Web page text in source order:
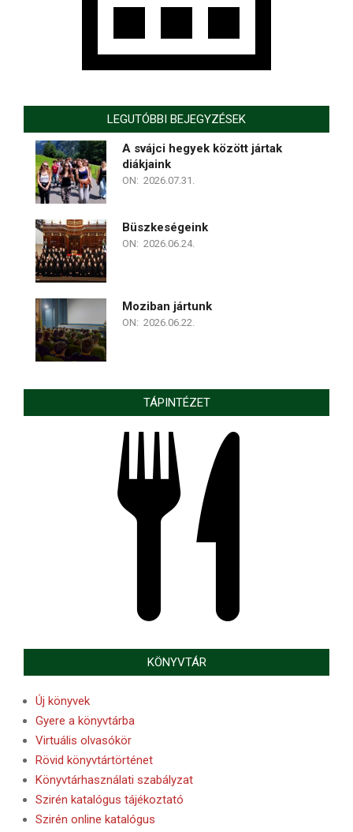
LEGUTÓBBI BEJEGYZÉSEK
A svájci hegyek között jártak
diákjaink
ON: 2026.07.31.
Büszkeségeink
ON: 2026.06.24.
Moziban jártunk
ON: 2026.06.22.
TÁPINTÉZET
KÖNYVTÁR
Új könyvek
Gyere a könyvtárba
Virtuális olvasókör
Rövid könyvtártörténet
Könyvtárhasználati szabályzat
Szirén katalógus tájékoztató
Szirén online katalógus